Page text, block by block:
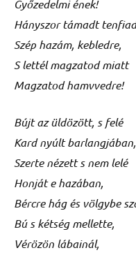
Győzedelmi ének!
Hányszor támadt tenfiad
Szép hazám, kebledre,
S lettél magzatod miatt
Magzatod hamvvedre!
Bújt az üldözött, s felé
Kard nyúlt barlangjában,
Szerte nézett s nem lelé
Honját e hazában,
Bércre hág és völgybe
Bú s kétség mellette,
Vérözön lábainál,